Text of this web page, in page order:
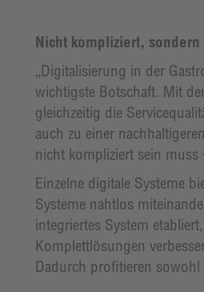
Nicht kompliziert,
„Digitalisierung in der
wichtigste Botschaft. Mit
gleichzeitig die
auch zu einer
nicht kompliziert sein muss
Einzelne digitale Systeme
Systeme nahtlos
integriertes System
Komplettlösungen
Dadurch profitieren sowohl